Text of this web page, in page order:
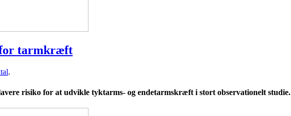
for tarmkræft
.
risiko for at udvikle tyktarms- og endetarmskræft i stort observationelt studie.